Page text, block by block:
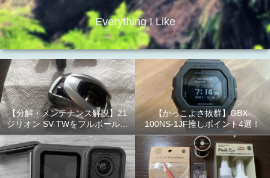
Everything I Like
【分解・メンテナンス解説】21
ジリオン SV TWをフルボールベ
アリング化！
【かっこよさ抜群】GBX-
100NS-1JF推しポイント4選！